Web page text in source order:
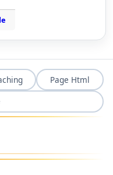
Page Html